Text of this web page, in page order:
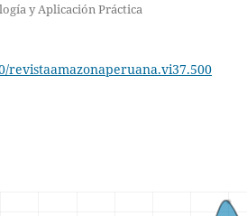
y Aplicación Práctica
revistaamazonaperuana.vi37.500